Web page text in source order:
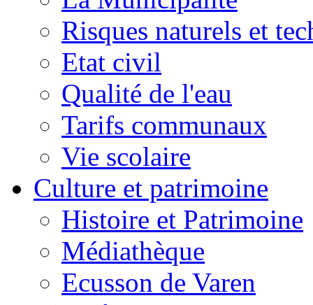
Risques naturels et
Etat civil
Qualité de l'eau
Tarifs communaux
Vie scolaire
Culture et patrimoine
Histoire et Patrimoine
Médiathèque
Ecusson de Varen